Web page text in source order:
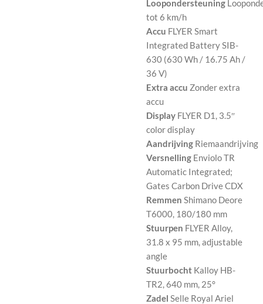
Loopondersteuning
tot 6 km/h
Accu FLYER Smart
Integrated Battery SIB-
630 (630 Wh / 16.75 Ah /
36 V)
Extra accu Zonder extra
accu
Display FLYER D1, 3.5″
color display
Aandrijving Riemaandrijving
Versnelling Enviolo TR
Automatic Integrated;
Gates Carbon Drive CDX
Remmen Shimano Deore
T6000, 180/180 mm
Stuurpen FLYER Alloy,
31.8 x 95 mm, adjustable
angle
Stuurbocht Kalloy HB-
TR2, 640 mm, 25°
Zadel Selle Royal Ariel